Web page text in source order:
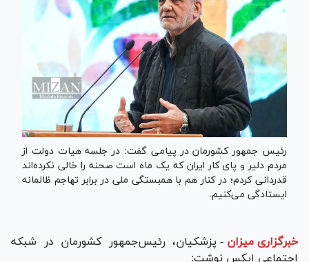
رئیس جمهور کشورمان در پیامی گفت: در جلسه هیات دولت از
مردم دلیر و پای کار ایران که یک ماه است صحنه را خالی نکرده‌اند
قدردانی کردم؛ در کنار هم با همبستگی ملی در برابر تهاجم ظالمانه
ایستادگی می‌کنیم.
خبرگزاری میزان - پزشکیان، رئیس‌جمهور کشورمان در شبکه
اجتماعی ایکس نوشت: